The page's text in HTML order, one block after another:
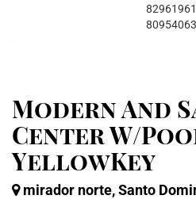
Modern And
Center W/
YellowKey
mirador norte, Santo